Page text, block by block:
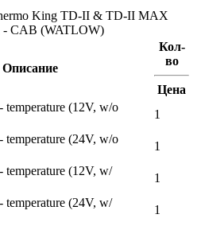
Описание
Кол-
во
Цена
(12V, w/o
1
(24V, w/o
1
(12V, w/
1
(24V, w/
1